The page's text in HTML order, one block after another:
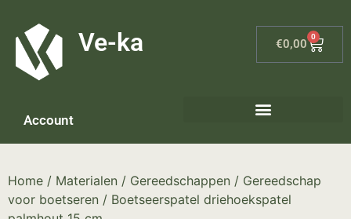
Ve-ka €0,00
0
Account
Home / Materialen / Gereedschappen / Gereedschap
voor boetseren / Boetseerspatel driehoekspatel